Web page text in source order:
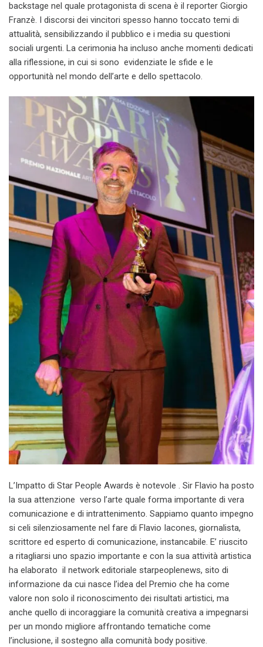
backstage nel quale protagonista di scena è il reporter Giorgio
Franzè. I discorsi dei vincitori spesso hanno toccato temi di
attualità, sensibilizzando il pubblico e i media su questioni
sociali urgenti. La cerimonia ha incluso anche momenti dedicati
alla riflessione, in cui si sono evidenziate le sfide e le
opportunità nel mondo dell’arte e dello spettacolo.
L’Impatto di Star People Awards è notevole . Sir Flavio ha posto
la sua attenzione verso l’arte quale forma importante di vera
comunicazione e di intrattenimento. Sappiamo quanto impegno
si celi silenziosamente nel fare di Flavio Iacones, giornalista,
scrittore ed esperto di comunicazione, instancabile. E’ riuscito
a ritagliarsi uno spazio importante e con la sua attività artistica
ha elaborato il network editoriale starpeoplenews, sito di
informazione da cui nasce l’idea del Premio che ha come
valore non solo il riconoscimento dei risultati artistici, ma
anche quello di incoraggiare la comunità creativa a impegnarsi
per un mondo migliore affrontando tematiche come
l’inclusione, il sostegno alla comunità body positive.